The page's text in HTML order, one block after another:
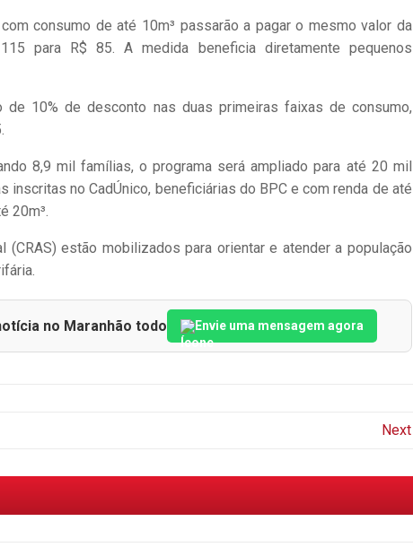
consumo de até 10m³ passarão a pagar o mesmo valor da
para R$ 85. A medida beneficia diretamente pequenos
de 10% de desconto nas duas primeiras faixas de consumo,
8,9 mil famílias, o programa será ampliado para até 20 mil
inscritas no CadÚnico, beneficiárias do BPC e com renda de até
20m³.
estão mobilizados para orientar e atender a população
no Maranhão todo Envie uma mensagem agora
Next